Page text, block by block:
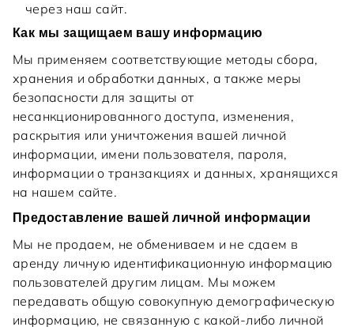
через наш сайт.
Как мы защищаем вашу информацию
Мы применяем соответствующие методы сбора,
хранения и обработки данных, а также меры
безопасности для защиты от
несанкционированного доступа, изменения,
раскрытия или уничтожения вашей личной
информации, имени пользователя, пароля,
информации о транзакциях и данных, хранящихся
на нашем сайте.
Предоставление вашей личной информации
Мы не продаем, не обмениваем и не сдаем в
аренду личную идентификационную информацию
пользователей другим лицам. Мы можем
передавать общую совокупную демографическую
информацию, не связанную с какой-либо личной